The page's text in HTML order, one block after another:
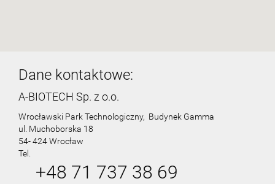
Dane kontaktowe:
A-BIOTECH Sp. z o.o.
Wrocławski Park Technologiczny, Budynek Gamma
ul. Muchoborska 18
54- 424 Wrocław
Tel.
+48 71 737 38 69